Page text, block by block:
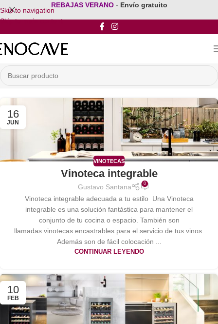
Skip to navigation
Skip to main content
REBAJAS VERANO - Envío gratuito
16
JUN
VINOTECAS
Vinoteca integrable
Gustavo Santana 0
Vinoteca integrable adecuada a tu estilo Una Vinoteca
integrable es una solución fantástica para mantener el
conjunto de tu cocina o espacio. También son
llamadas vinotecas encastrables para el servicio de tus vinos.
Además son de fácil colocación ...
CONTINUAR LEYENDO
10
FEB